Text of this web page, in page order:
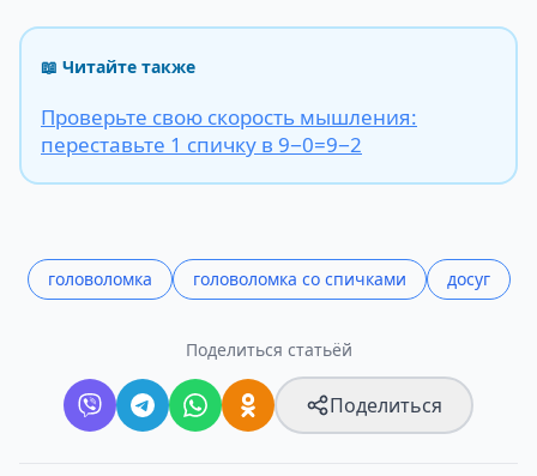
📖 Читайте также
Проверьте свою скорость мышления:
переставьте 1 спичку в 9−0=9−2
головоломка головоломка со спичками досуг
Поделиться статьёй
Поделиться